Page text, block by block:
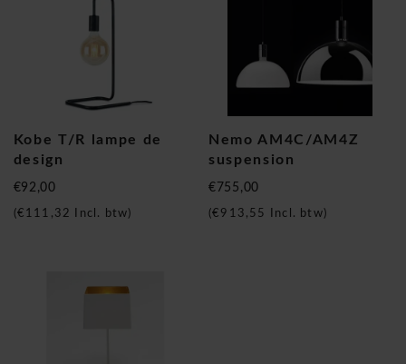
Kobe T/R lampe de
design
€92,00
€111,32 Incl. btw)
Nemo AM4C/AM4Z
suspension
€755,00
(€913,55 Incl. btw)